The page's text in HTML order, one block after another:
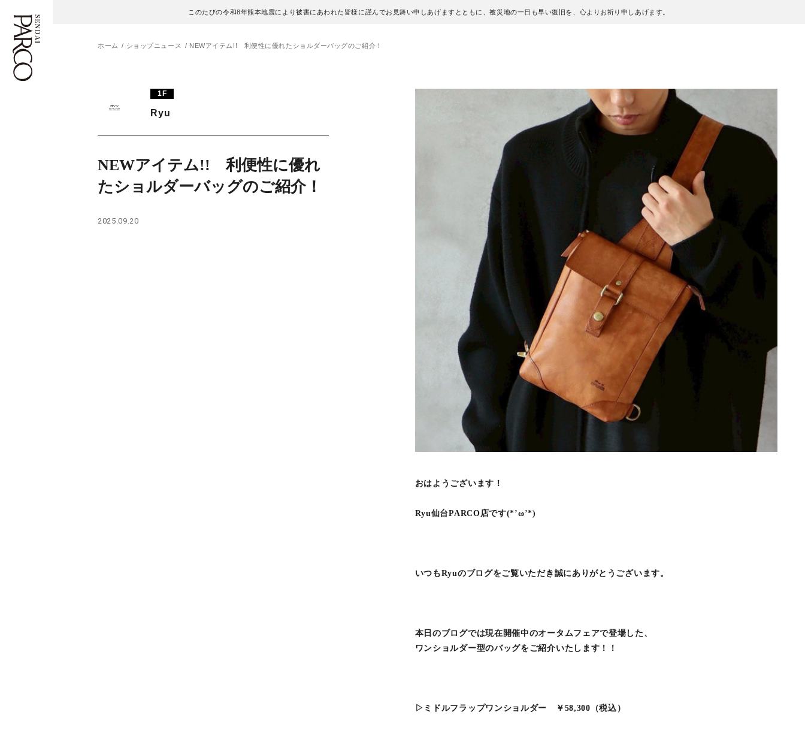
このたびの令和8年熊本地震により被害にあわれた皆様に謹んでお見舞い申しあげますとともに、被災地の一日も早い復旧を、心よりお祈り申しあげます。
施設案内・アクセス
ホーム ショップニュース NEWアイテム!! 利便性に優れたショルダーバッグのご紹介！
1F
Ryu
NEWアイテム!! 利便性に優れ
たショルダーバッグのご紹介！
2025.09.20
おはようございます！
Ryu仙台PARCO店です(*’ω’*)
いつもRyuのブログをご覧いただき誠にありがとうございます。
本日のブログでは現在開催中のオータムフェアで登場した、
ワンショルダー型のバッグをご紹介いたします！！
▷ミドルフラップワンショルダー ￥58,300（税込）